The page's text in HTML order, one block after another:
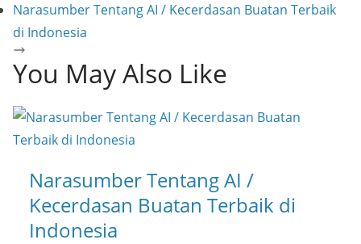
Narasumber Tentang AI / Kecerdasan Buatan Terbaik
di Indonesia
You May Also Like
Narasumber Tentang AI /
Kecerdasan Buatan Terbaik di
Indonesia